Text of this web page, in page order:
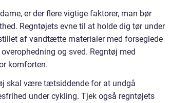
er der flere vigtige faktorer, man bør
Regntøjets evne til at holde dig tør under
af vandtætte materialer med forseglede
og sved. Regntøj med
komforten.
skal være tætsiddende for at undgå
under cykling. Tjek også regntøjets